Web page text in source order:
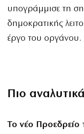
υπογράμμισε τη
δημοκρατικής
έργο του οργάνου.
Πιο αναλυτικά
Το νέο Προεδρείο